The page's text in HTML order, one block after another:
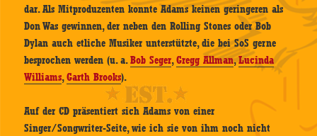
dar. Als Mitproduzenten konnte Adams keinen geringeren als
Don Was gewinnen, der neben den Rolling Stones oder Bob
Dylan auch etliche Musiker unterstützte, die bei SoS gerne
besprochen werden (u. a.Bob Seger,Gregg Allman,Lucinda
Williams,Garth Brooks).
Auf der CD präsentiert sich Adams von einer
Singer/Songwriter-Seite, wie ich sie von ihm noch nicht